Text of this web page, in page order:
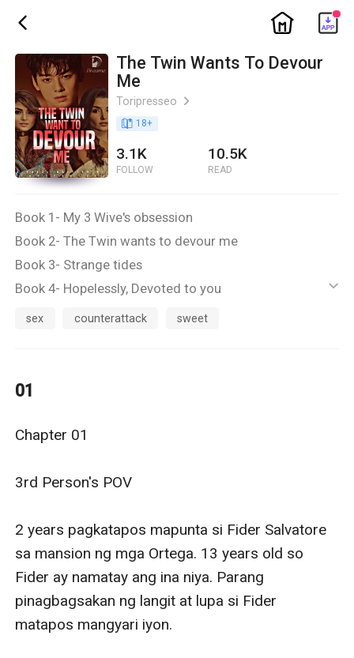
ic_back ic_home
The Twin Wants To Devour
Me
Toripresseo ic_arrow_right
book_age 18+
3.1K
FOLLOW
10.5K
READ
Book 1- My 3 Wive's obsession
Book 2- The Twin wants to devour me
Book 3- Strange tides
Book 4- Hopelessly, Devoted to you
R-18! R-18! R-18.
11 years old si Fider Salvatore noong mapunta siya sa
magulang niya matapos nga mahuli ng ina niya na
siya ng kinakasama nito na ama ni Fider.
mga Ortega ngunit bago iyon ay ini-explain ng ginang
ang lahat kay Fider ang sitwasyon sa mansion ng mga
Ortega. Binilin sa kaniya ng ina na kahit anong
mangyari wala itong sasabihin o ikokomento kung ano
'man ang makita nito sa mansion.
ic_default
sex counterattack sweet
01
Chapter 01
3rd Person's POV
2 years pagkatapos mapunta si Fider Salvatore
sa mansion ng mga Ortega. 13 years old so
Fider ay namatay ang ina niya. Parang
pinagbagsakan ng langit at lupa si Fider
matapos mangyari iyon.